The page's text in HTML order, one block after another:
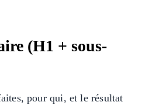
(H1 + sous-
pour qui, et le résultat